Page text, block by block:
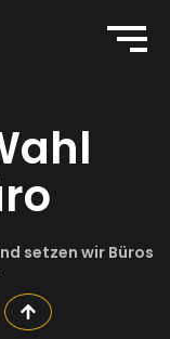
setzen wir Büros